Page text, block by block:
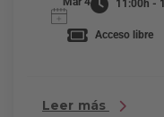
11:00h -
Acceso libre
Leer más